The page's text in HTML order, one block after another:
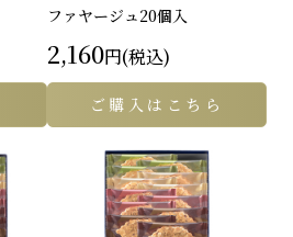
ファヤージュ20個入
2,160円(税込)
ご購入はこちら